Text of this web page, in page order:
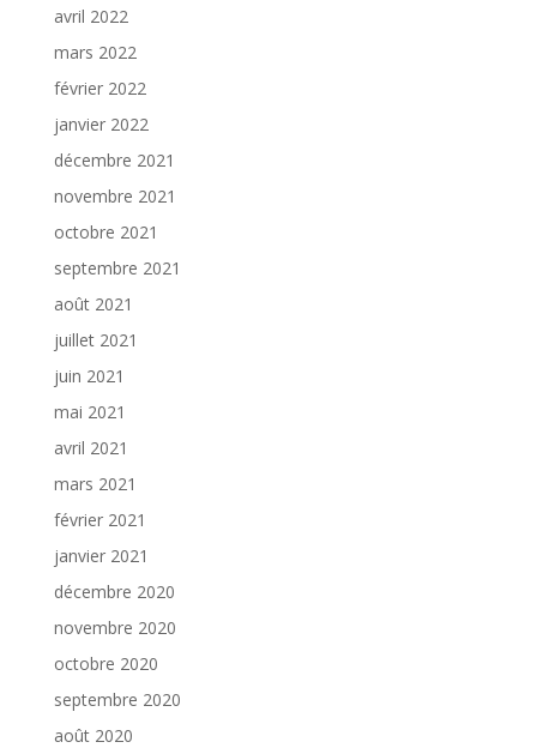
avril 2022
mars 2022
février 2022
janvier 2022
décembre 2021
novembre 2021
octobre 2021
septembre 2021
août 2021
juillet 2021
juin 2021
mai 2021
avril 2021
mars 2021
février 2021
janvier 2021
décembre 2020
novembre 2020
octobre 2020
septembre 2020
août 2020